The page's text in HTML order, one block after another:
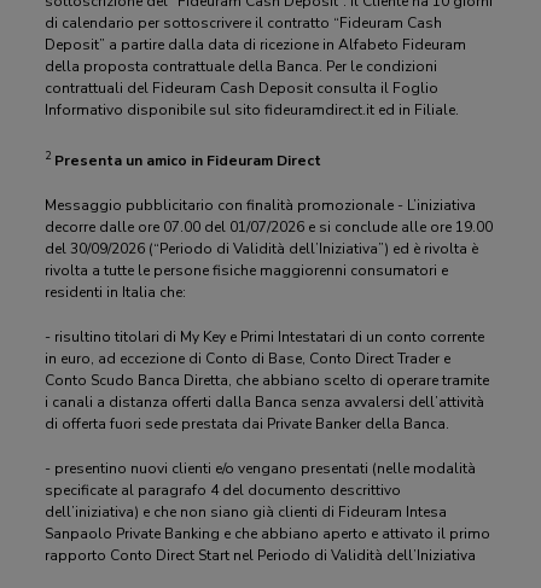
di calendario per sottoscrivere il contratto “Fideuram Cash
Deposit” a partire dalla data di ricezione in Alfabeto Fideuram
della proposta contrattuale della Banca. Per le condizioni
contrattuali del Fideuram Cash Deposit consulta il Foglio
Informativo disponibile sul sito fideuramdirect.it ed in Filiale.
2 Presenta un amico in Fideuram Direct
Messaggio pubblicitario con finalità promozionale - L’iniziativa
decorre dalle ore 07.00 del 01/07/2026 e si conclude alle ore 19.00
del 30/09/2026 (“Periodo di Validità dell’Iniziativa”) ed è rivolta è
rivolta a tutte le persone fisiche maggiorenni consumatori e
residenti in Italia che:
- risultino titolari di My Key e Primi Intestatari di un conto corrente
in euro, ad eccezione di Conto di Base, Conto Direct Trader e
Conto Scudo Banca Diretta, che abbiano scelto di operare tramite
i canali a distanza offerti dalla Banca senza avvalersi dell’attività
di offerta fuori sede prestata dai Private Banker della Banca.
- presentino nuovi clienti e/o vengano presentati (nelle modalità
specificate al paragrafo 4 del documento descrittivo
dell’iniziativa) e che non siano già clienti di Fideuram Intesa
Sanpaolo Private Banking e che abbiano aperto e attivato il primo
rapporto Conto Direct Start nel Periodo di Validità dell’Iniziativa